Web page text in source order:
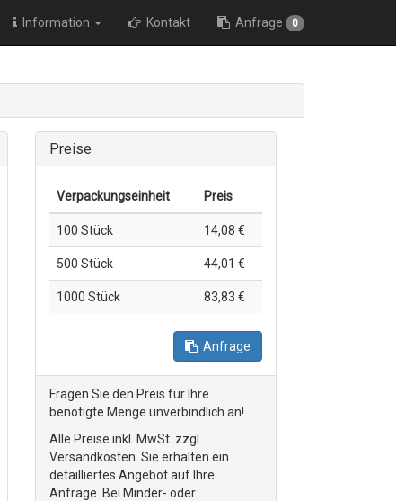
Information Kontakt Anfrage 0
Preise
Verpackungs­einheit Preis
100 Stück 14,08 €
500 Stück 44,01 €
1000 Stück 83,83 €
Anfrage
Fragen Sie den Preis für Ihre
benötigte Menge unverbindlich an!
Alle Preise inkl. MwSt. zzgl
Versandkosten. Sie erhalten ein
detailliertes Angebot auf Ihre
Anfrage. Bei Minder- oder